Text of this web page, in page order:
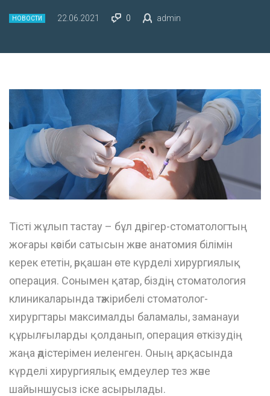
НОВОСТИ 22.06.2021 0 admin
Тісті жұлып тастау – бұл дәрігер-стоматологтың
жоғары кәсіби сатысын және анатомия білімін
керек ететін, әрқашан өте күрделі хирургиялық
операция. Сонымен қатар, біздің стоматология
клиникаларында тәжірибелі стоматолог-
хирургтары максималды баламалы, заманауи
құрылғыларды қолданып, операция өткізудің
жаңа әдістерімен иеленген. Оның арқасында
күрделі хирургиялық емдеулер тез және
шайыншусыз іске асырылады.